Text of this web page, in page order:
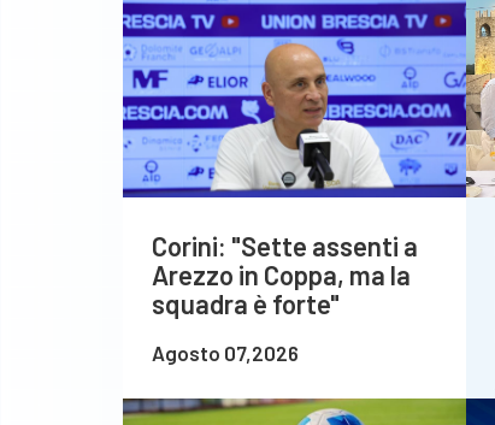
Corini: "Sette assenti a
Arezzo in Coppa, ma la
squadra è forte"
Agosto 07,2026